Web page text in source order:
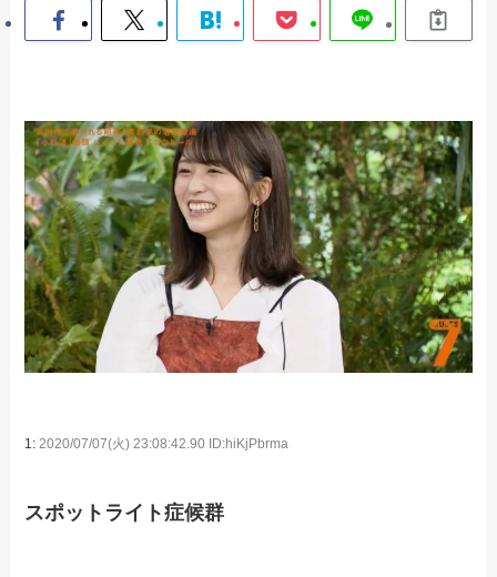
1: 2020/07/07(火) 23:08:42.90 ID:hiKjPbrma
スポットライト症候群